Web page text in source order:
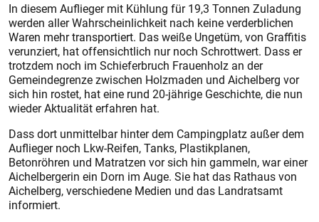
In diesem Auflieger mit Kühlung für 19,3 Tonnen Zuladung
werden aller Wahrscheinlichkeit nach keine verderblichen
Waren mehr transportiert. Das weiße Ungetüm, von Graffitis
verunziert, hat offensichtlich nur noch Schrottwert. Dass er
trotzdem noch im Schieferbruch Frauenholz an der
Gemeindegrenze zwischen Holzmaden und Aichelberg vor
sich hin rostet, hat eine rund 20-jährige Geschichte, die nun
wieder Aktualität erfahren hat.
Dass dort unmittelbar hinter dem Campingplatz außer dem
Auflieger noch Lkw-Reifen, Tanks, Plastikplanen,
Betonröhren und Matratzen vor sich hin gammeln, war einer
Aichelbergerin ein Dorn im Auge. Sie hat das Rathaus von
Aichelberg, verschiedene Medien und das Landratsamt
informiert.